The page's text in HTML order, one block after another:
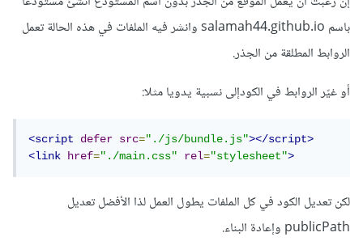
باسم salamah44.github.io وانشر فيه الملفات في هذه الحالة تعمل
الروابط المطلقة من الجذر.
أو غيّر الروابط في الكودإلى نسبية يدويا مثلا:
<script defer src="./js/bundle.js"></script>
<link
href="./main.css" rel="stylesheet">
لكن تعديل الكود في كل الملفات يطول العمل لذا الأفضل تعديل
publicPath وإعادة البناء.